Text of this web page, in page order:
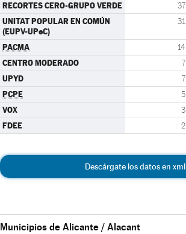
RECORTES CERO-GRUPO VERDE 37
UNITAT POPULAR EN COMÚN
(EUPV-UPeC)
31
PACMA 14
CENTRO MODERADO 7
UPYD 7
PCPE 5
VOX 3
FDEE 2
Descárgate los datos en xml
Municipios de Alicante / Alacant